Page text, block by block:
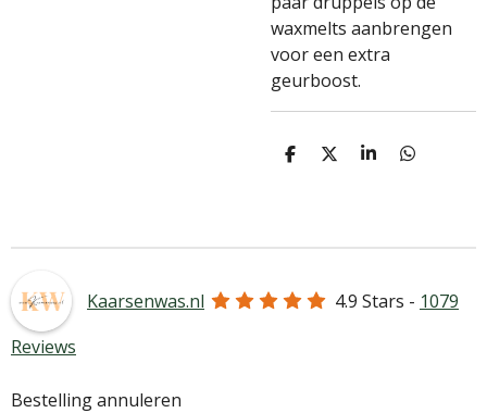
waxmelts aanbrengen
voor een extra
geurboost.
D
D
S
D
Kaarsenwas.nl 4.9 Stars - 1079
Reviews
Bestelling annuleren